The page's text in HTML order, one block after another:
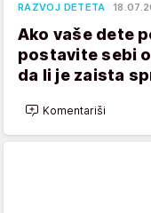
RAZVOJ DETETA
Ako vaše dete
postavite sebi
da li je zaista
Komentariši